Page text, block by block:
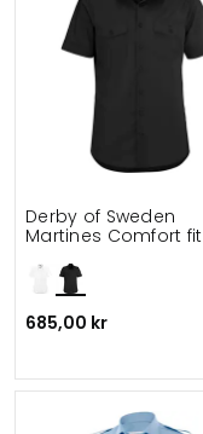
Derby of Sweden
Martines Comfort fit
685,00 kr